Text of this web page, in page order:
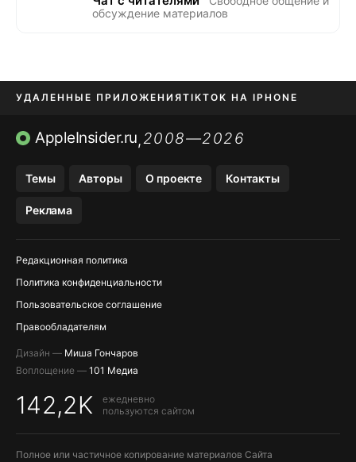
обсуждение материалов
УДАЛЕННЫЕ ПРИЛОЖЕНИЯTIKTOK НА IPHONE
ПРИЛОЖЕНИЯ БЕЗ APP STORE
AppleInsider.ru,2008—2026
Темы Авторы О проекте Контакты
Реклама
Редакционная политика
Политика конфиденциальности
Пользовательское соглашение
Правообладателям
Дизайн — Миша Гончаров
Воплощение — 101 Медиа
142,2K
ежедневно
пользуются сайтом
Полное или частичное копирование материалов Сайта